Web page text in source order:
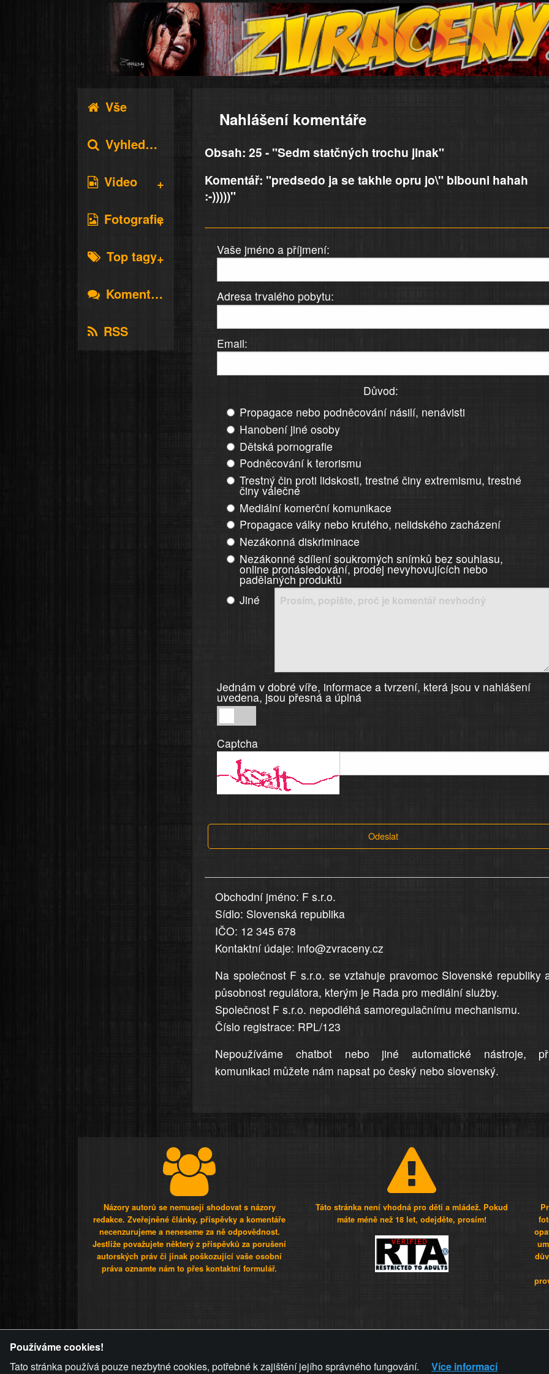
Vše
Vyhledávání
Video
Fotografie
Top tagy
Komentáře
RSS
Nahlášení komentáře
Obsah: 25 - "Sedm statčných trochu jinak"
Komentář: "predsedo ja se takhle opru jo\" blbouni hahah
:-)))))"
Vaše jméno a příjmení:
Adresa trvalého pobytu:
Email:
Důvod:
Propagace nebo podněcování násilí, nenávisti
Hanobení jiné osoby
Dětská pornografie
Podněcování k terorismu
Trestný čin proti lidskosti, trestné činy extremismu, trestné
činy válečné
Mediální komerční komunikace
Propagace války nebo krutého, nelidského zacházení
Nezákonná diskriminace
Nezákonné sdílení soukromých snímků bez souhlasu,
online pronásledování, prodej nevyhovujících nebo
padělaných produktů
Jiné
Jednám v dobré víře, informace a tvrzení, která jsou v nahlášení
uvedena, jsou přesná a úplná
v
dobré
informace
v
uvedena,
jsou
přesná
a
úplná
Captcha
Odeslat
Obchodní jméno: F s.r.o.
Sídlo: Slovenská republika
IČO: 12 345 678
Kontaktní údaje: info@zvraceny.cz
Na společnost F s.r.o. se vztahuje pravomoc Slovenské republiky
působnost regulátora, kterým je Rada pro mediální služby.
Společnost F s.r.o. nepodléhá samoregulačnímu mechanismu.
Číslo registrace: RPL/123
Nepoužíváme chatbot nebo jiné automatické nástroje,
komunikaci můžete nám napsat po český nebo slovenský.
Názory autorů se nemusejí shodovat s názory
redakce. Zveřejněné články, příspěvky a komentáře
necenzurujeme a neneseme za ně odpovědnost.
Jestliže považujete některý z příspěvků za porušení
autorských práv či jinak poškozující vaše osobní
práva oznamte nám to přes kontaktní formulář.
Táto stránka není vhodná pro děti a mládež. Pokud
máte méně než 18 let, odejděte, prosím!
Používáme cookies!
Tato stránka používá pouze nezbytné cookies, potřebné k zajištění jejího správného fungování.
Více informací